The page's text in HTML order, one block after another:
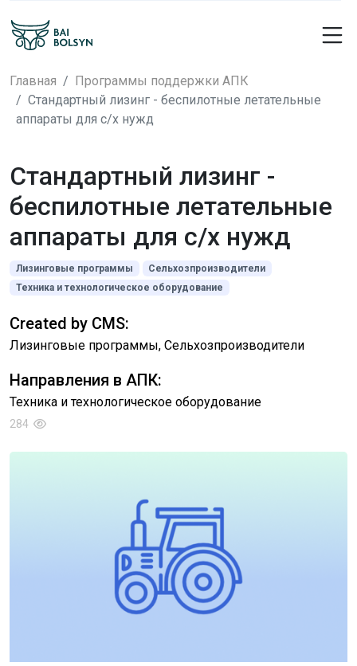
Главная
Программы поддержки АПК
Стандартный лизинг - беспилотные летательные
аппараты для с/х нужд
Стандартный лизинг -
беспилотные летательные
аппараты для с/х нужд
Лизинговые программы
Сельхозпроизводители
Техника и технологическое оборудование
Created by CMS:
Лизинговые программы, Сельхозпроизводители
Направления в АПК:
Техника и технологическое оборудование
284